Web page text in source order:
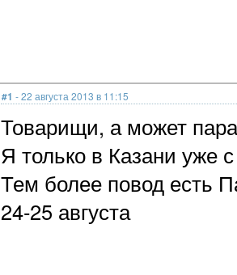
#1 - 22 августа 2013 в 11:15
Товарищи, а может
Я только в Казани уже
Тем более повод есть
24-25 августа